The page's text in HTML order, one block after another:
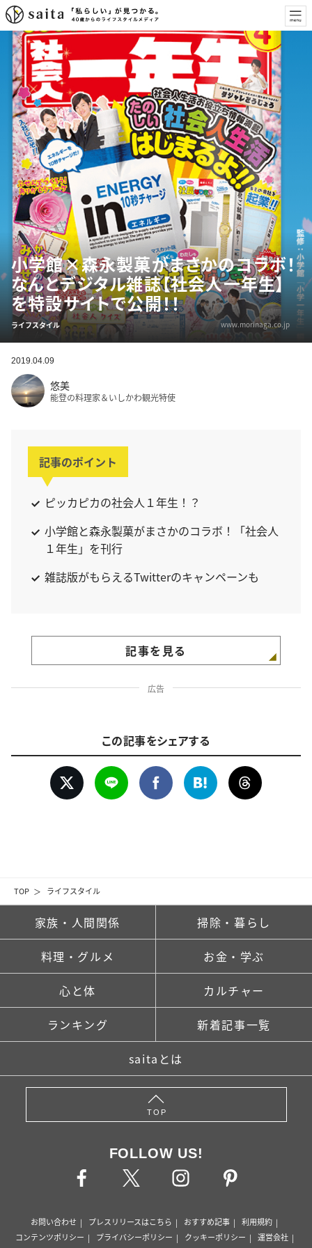
TOP ライフスタイル
小学館×森永製菓がまさかのコラボ！
なんとデジタル雑誌【社会人一年生】
を特設サイトで公開！！
ライフスタイル www.morinaga.co.jp
2019.04.09
悠美
能登の料理家＆いしかわ観光特使
記事のポイント
ピッカピカの社会人１年生！？
小学館と森永製菓がまさかのコラボ！「社会人
１年生」を刊行
雑誌版がもらえるTwitterのキャンペーンも
記事を見る
広告
この記事をシェアする
家族・人間関係 掃除・暮らし
料理・グルメ お金・学ぶ
心と体 カルチャー
ランキング 新着記事一覧
saitaとは
TOP
FOLLOW US!
お問い合わせ プレスリリースはこちら おすすめ記事
利用規約
コンテンツポリシー
プライバシーポリシー クッキーポリシー
運営会社